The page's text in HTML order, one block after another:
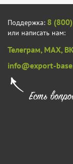
Поддержка: 8
или написать нам:
Телеграм, MAX, ВК
info@export-